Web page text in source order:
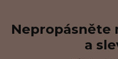
Nepropásněte
a